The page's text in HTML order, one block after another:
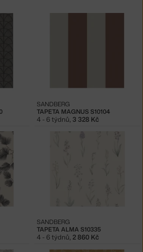
TAPETA MAGNUS S10104
SANDBERG
4 - 6 týdnů 3 328 Kč
TAPETA ALMA S10335
SANDBERG
4 - 6 týdnů, 2 860 Kč